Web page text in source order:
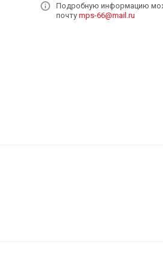
Подробную информацию
почту mps-66@mail.ru